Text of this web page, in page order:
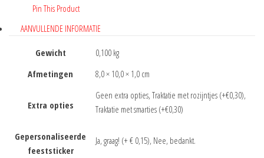
Pin This Product
AANVULLENDE INFORMATIE
Gewicht
0,100 kg
Afmetingen
8,0 × 10,0 × 1,0 cm
Extra opties
Geen extra opties, Traktatie met rozijntjes (+€0,30),
Traktatie met smarties (+€0,30)
Gepersonaliseerde
feeststicker
Ja, graag! (+ € 0,15), Nee, bedankt.